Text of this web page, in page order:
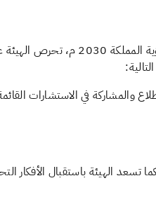
2030 م،
تحرص الهيئة
:
والمشاركة في الاستشارات
تسعد الهيئة باستقبال الأفكار